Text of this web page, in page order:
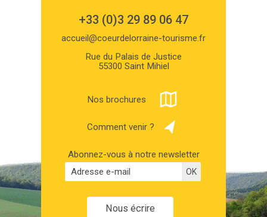
+33 (0)3 29 89 06 47
accueil@coeurdelorraine-tourisme.fr
Rue du Palais de Justice
55300 Saint Mihiel
Nos brochures
Comment venir ?
Abonnez-vous à notre newsletter
Nous écrire